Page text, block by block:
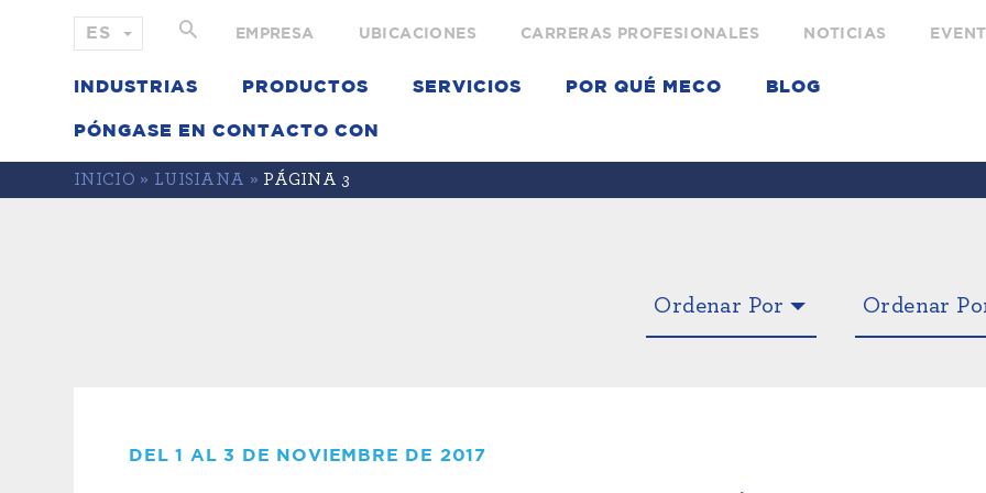
EMPRESA UBICACIONES CARRERAS PROFESIONALES NOTICIAS
INDUSTRIAS PRODUCTOS SERVICIOS POR QUÉ MECO BLOG
PÓNGASE EN CONTACTO CON
INICIO » LUISIANA » PÁGINA 3
DEL 1 AL 3 DE NOVIEMBRE DE 2017